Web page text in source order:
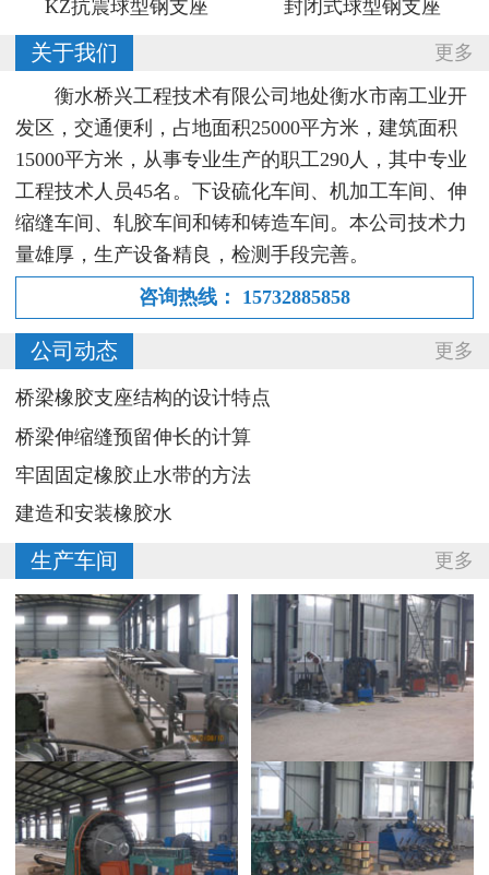
KZ抗震球型钢支座 封闭式球型钢支座
更多
关于我们
衡水桥兴工程技术有限公司地处衡水市南工业开
发区，交通便利，占地面积25000平方米，建筑面积
15000平方米，从事专业生产的职工290人，其中专业
工程技术人员45名。下设硫化车间、机加工车间、伸
缩缝车间、轧胶车间和铸和铸造车间。本公司技术力
量雄厚，生产设备精良，检测手段完善。
咨询热线：
15732885858
更多
公司动态
桥梁橡胶支座结构的设计特点
桥梁伸缩缝预留伸长的计算
牢固固定橡胶止水带的方法
建造和安装橡胶水
更多
生产车间